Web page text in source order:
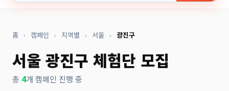
홈 › 캠페인 › 지역별 › 서울 › 광진구
서울 광진구 체험단 모집
총 4개 캠페인 진행 중